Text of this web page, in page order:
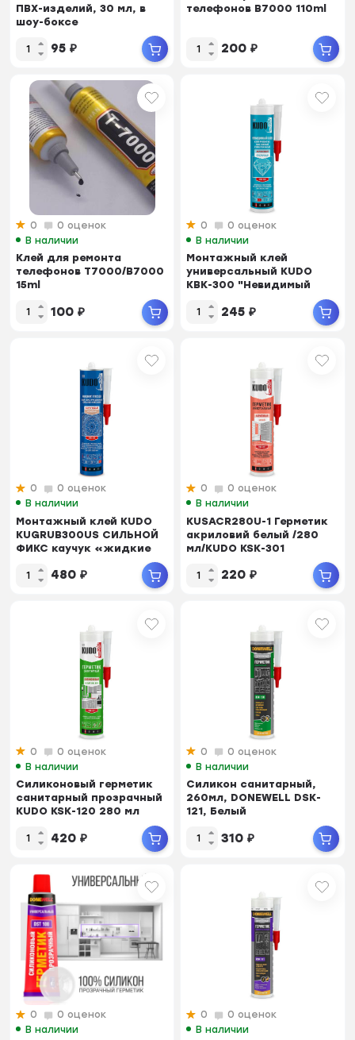
ПВХ-изделий, 30 мл, в
шоу-боксе
95 ₽
телефонов B7000 110ml
200 ₽
0
0 оценок
В наличии
Клей для ремонта
телефонов T7000/B7000
15ml
100 ₽
0
0 оценок
В наличии
Монтажный клей
универсальный KUDO
KBK-300 "Невидимый
245 ₽
0
0 оценок
В наличии
Монтажный клей KUDO
KUGRUB300US СИЛЬНОЙ
ФИКС каучук «жидкие
480 ₽
0
0 оценок
В наличии
KUSACR280U-1 Герметик
акриловий белый /280
мл/KUDO KSK-301
220 ₽
0
0 оценок
В наличии
Cиликоновый герметик
санитарный прозрачный
KUDO KSK-120 280 мл
420 ₽
0
0 оценок
В наличии
Силикон санитарный,
260мл, DONEWELL DSK-
121, Белый
310 ₽
0
0 оценок
В наличии
0
0 оценок
В наличии